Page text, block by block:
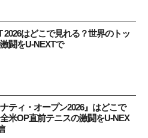
2026はどこで見れる？世界のトッ
闘をU-NEXTで
ナティ・オープン2026』はどこで
米OP直前テニスの激闘をU-NEX